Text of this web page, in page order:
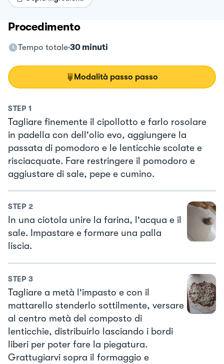
Procedimento
Tempo totale 30 minuti
Modalità passo passo
STEP 1
Tagliare finemente il cipollotto e farlo rosolare
in padella con dell'olio evo, aggiungere la
passata di pomodoro e le lenticchie scolate e
risciacquate. Fare restringere il pomodoro e
aggiustare di sale, pepe e cumino.
STEP 2
In una ciotola unire la farina, l'acqua e il
sale. Impastare e formare una palla
liscia.
STEP 3
Tagliare a metà l'impasto e con il
mattarello stenderlo sottilmente, versare
al centro metà del composto di
lenticchie, distribuirlo lasciando i bordi
liberi per poter fare la piegatura.
Grattugiarvi sopra il formaggio e